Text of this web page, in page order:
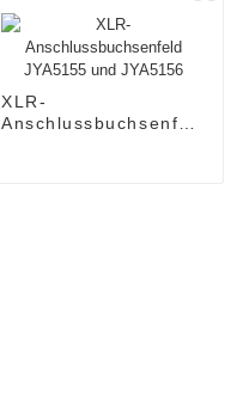
XLR-
Anschlussbuchsenfeld